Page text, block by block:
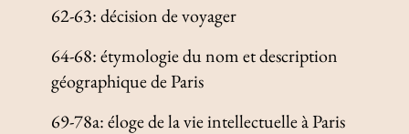
62-63: décision de voyager
64-68: étymologie du nom et description
géographique de Paris
69-78a: éloge de la vie intellectuelle à Paris